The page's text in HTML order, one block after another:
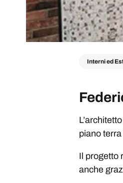
Interni ed
piano
Il progetto
anche